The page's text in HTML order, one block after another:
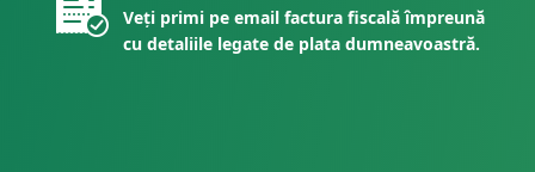
Veți primi pe email factura fiscală împreună
cu detaliile legate de plata dumneavoastră.